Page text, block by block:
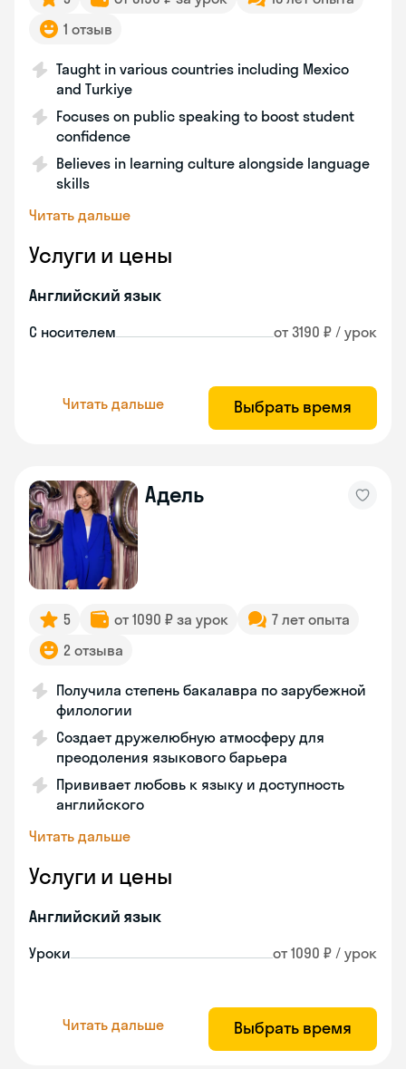
1 отзыв
Taught in various countries including Mexico
and Turkiye
Focuses on public speaking to boost student
confidence
Believes in learning culture alongside language
skills
Читать дальше
Услуги и цены
Английский язык
С носителем от 3190 ₽ / урок
Читать дальше Выбрать время
Адель
5 от 1090 ₽ за урок
7 лет опыта
2 отзыва
Получила степень бакалавра по зарубежной
филологии
Создает дружелюбную атмосферу для
преодоления языкового барьера
Прививает любовь к языку и доступность
английского
Читать дальше
Услуги и цены
Английский язык
Уроки от 1090 ₽ / урок
Читать дальше Выбрать время